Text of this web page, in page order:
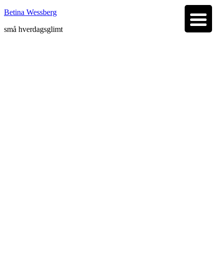
Betina Wessberg
små hverdagsglimt